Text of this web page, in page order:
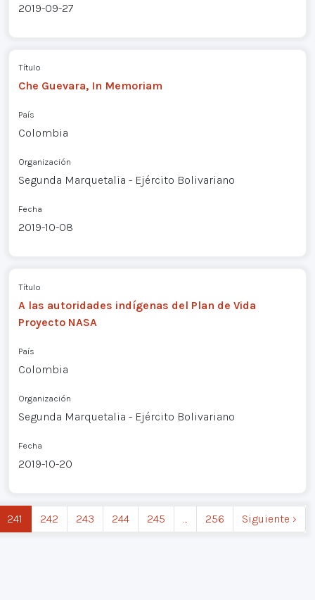
2019-09-27
Título
Che Guevara, In Memoriam
País
Colombia
Organización
Segunda Marquetalia - Ejército Bolivariano
Fecha
2019-10-08
Título
A las autoridades indígenas del Plan de Vida
Proyecto NASA
País
Colombia
Organización
Segunda Marquetalia - Ejército Bolivariano
Fecha
2019-10-20
241 242 243 244 245 … 256 Siguiente ›